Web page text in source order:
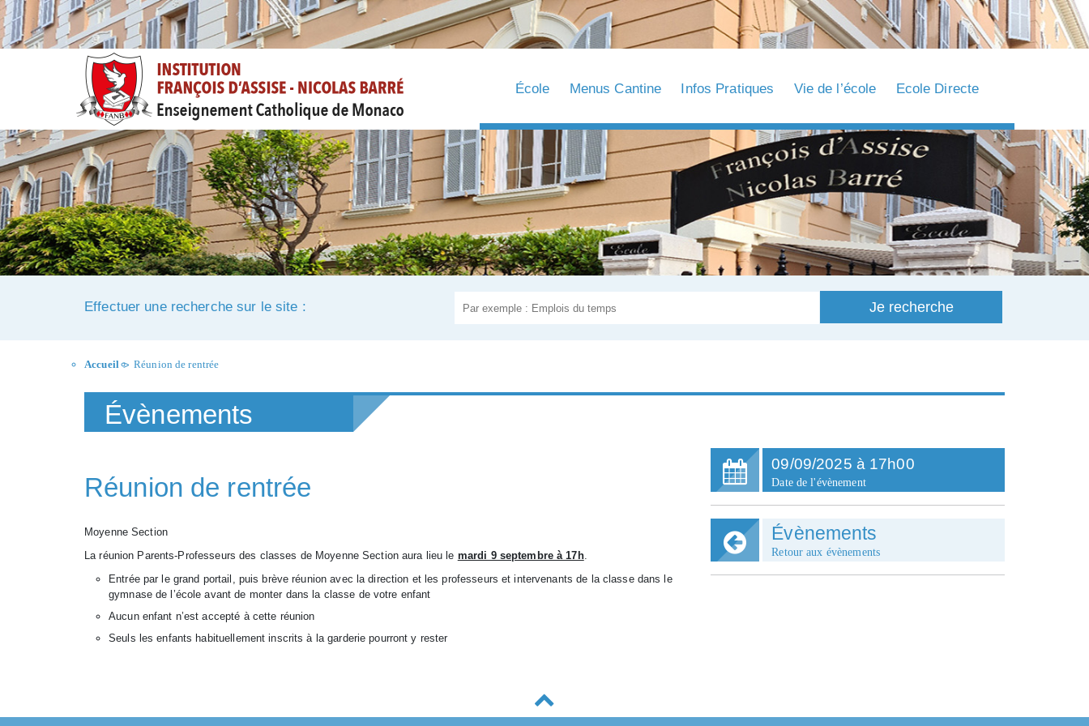
École Menus Cantine Infos Pratiques Vie de l’école Ecole Directe
Effectuer une recherche sur le site : Je recherche
Accueil > Réunion de rentrée
Évènements
Réunion de rentrée
Moyenne Section
La réunion Parents-Professeurs des classes de Moyenne Section aura lieu le mardi 9 septembre à 17h.
Entrée par le grand portail, puis brève réunion avec la direction et les professeurs et intervenants de la classe dans le
gymnase de l’école avant de monter dans la classe de votre enfant
Aucun enfant n’est accepté à cette réunion
Seuls les enfants habituellement inscrits à la garderie pourront y rester
09/09/2025 à 17h00
Date de l'évènement
Évènements
Retour aux évènements